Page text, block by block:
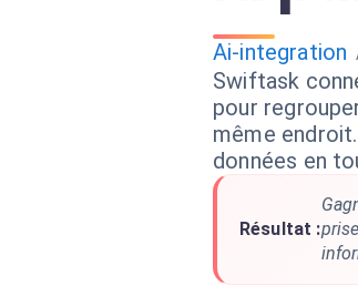
Ai-integration
Swiftask
pour
même
données en
Résultat :